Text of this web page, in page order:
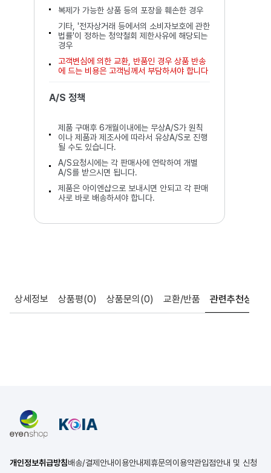
복제가 가능한 상품 등의 포장을 훼손한 경우
기타, '전자상거래 등에서의 소비자보호에 관한
법률'이 정하는 청약철회 제한사유에 해당되는
경우
고객변심에 의한 교환, 반품인 경우 상품 반송
에 드는 비용은 고객님께서 부담하셔야 합니다
A/S 정책
제품 구매후 6개월이내에는 무상A/S가 원칙
이나 제품과 제조사에 따라서 유상A/S로 진행
될 수도 있습니다.
A/S요청시에는 각 판매사에 연락하여 개별
A/S를 받으시면 됩니다.
제품은 아이엔샵으로 보내시면 안되고 각 판매
사로 바로 배송하셔야 합니다.
상세정보 상품평(0) 상품문의 (0) 교환/반품 관련추천상품
개인정보취급방침배송/결제안내이용안내제휴문의 이용약관입점안내 및 신청